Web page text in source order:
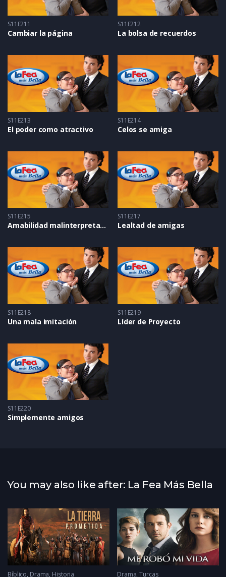
S11E211
Cambiar la página
S11E212
La bolsa de recuerdos
S11E213
El poder como atractivo
S11E214
Celos se amiga
S11E215
Amabilidad malinterpretada
S11E217
Lealtad de amigas
S11E218
Una mala imitación
S11E219
Líder de Proyecto
S11E220
Simplemente amigos
You may also like after: La Fea Más Bella
Bíblico, Drama, Historia Drama,Turcas